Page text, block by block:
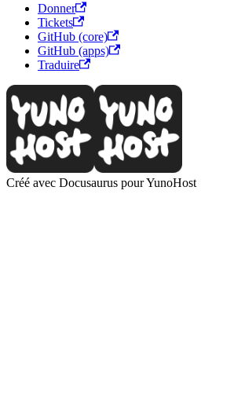
Donner
Tickets
GitHub (core)
GitHub (apps)
Traduire
Créé avec Docusaurus pour YunoHost